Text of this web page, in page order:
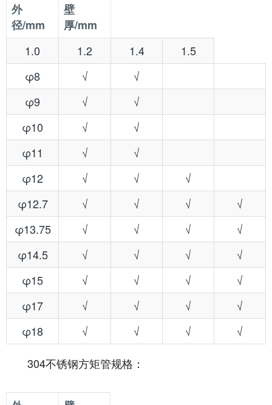
外
径/mm
壁
厚/mm
1.0
1.2 1.4
1.5
φ8
√
√
φ9
√
√
φ10
√
√
φ11
√
√
φ12
√ √
√
φ12.7
√ √ √
√
φ13.75
√ √ √
√
φ14.5
√ √ √
√
φ15
√ √ √
√
φ17
√ √ √
√
φ18
√ √ √ √
304不锈钢方矩管规格：